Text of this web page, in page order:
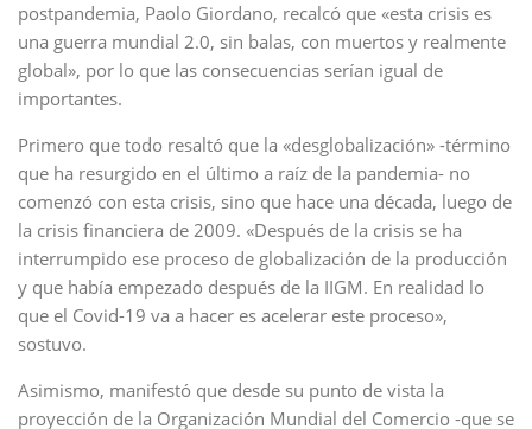
postpandemia, Paolo Giordano, recalcó que «esta crisis es
una guerra mundial 2.0, sin balas, con muertos y realmente
global», por lo que las consecuencias serían igual de
importantes.
Primero que todo resaltó que la «desglobalización» -término
que ha resurgido en el último a raíz de la pandemia- no
comenzó con esta crisis, sino que hace una década, luego de
la crisis financiera de 2009. «Después de la crisis se ha
interrumpido ese proceso de globalización de la producción
y que había empezado después de la IIGM. En realidad lo
que el Covid-19 va a hacer es acelerar este proceso»,
sostuvo.
Asimismo, manifestó que desde su punto de vista la
proyección de la Organización Mundial del Comercio -que se